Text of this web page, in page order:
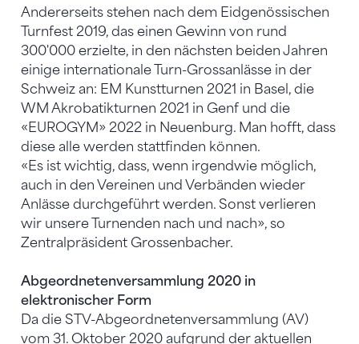
Andererseits stehen nach dem Eidgenössischen
Turnfest 2019, das einen Gewinn von rund
300'000 erzielte, in den nächsten beiden Jahren
einige internationale Turn-Grossanlässe in der
Schweiz an: EM Kunstturnen 2021 in Basel, die
WM Akrobatikturnen 2021 in Genf und die
«EUROGYM» 2022 in Neuenburg. Man hofft, dass
diese alle werden stattfinden können.
«Es ist wichtig, dass, wenn irgendwie möglich,
auch in den Vereinen und Verbänden wieder
Anlässe durchgeführt werden. Sonst verlieren
wir unsere Turnenden nach und nach», so
Zentralpräsident Grossenbacher.
Abgeordnetenversammlung 2020 in
elektronischer Form
Da die STV-Abgeordnetenversammlung (AV)
vom 31. Oktober 2020 aufgrund der aktuellen